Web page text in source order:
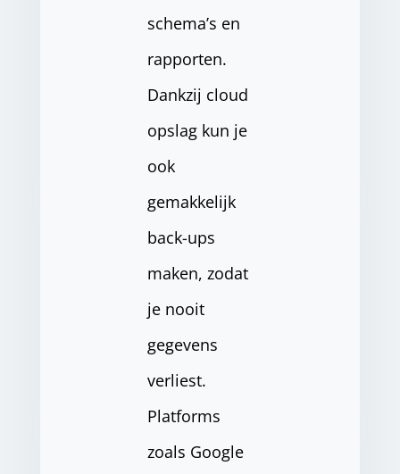
schema’s en
rapporten.
Dankzij cloud
opslag kun je
ook
gemakkelijk
back-ups
maken, zodat
je nooit
gegevens
verliest.
Platforms
zoals Google